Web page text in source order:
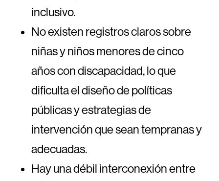
inclusivo.
No existen registros claros sobre
niñas y niños menores de cinco
años con discapacidad, lo que
dificulta el diseño de políticas
públicas y estrategias de
intervención que sean tempranas y
adecuadas.
Hay una débil interconexión entre